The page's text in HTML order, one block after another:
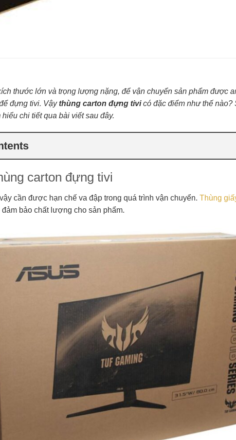
thước lớn và trọng lượng nặng, để vận chuyển sản phẩm được
đựng tivi. Vậythùng carton đựng tivicó đặc điểm như thế nào?
chi tiết qua bài viết sau đây.
carton đựng tivi
cần được hạn chế va đập trong quá trình vận chuyển. Thùng
bảo chất lượng cho sản phẩm.